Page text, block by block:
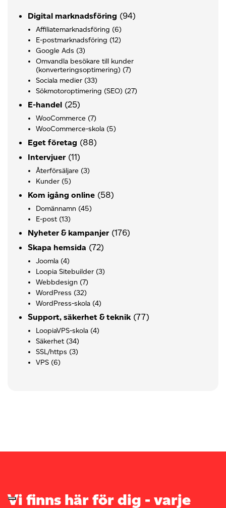
Digital marknadsföring (94)
Affiliatemarknadsföring (6)
E-postmarknadsföring (12)
Google Ads (3)
Omvandla besökare till kunder
(konverteringsoptimering) (7)
Sociala medier (33)
Sökmotoroptimering (SEO) (27)
E-handel (25)
WooCommerce (7)
WooCommerce-skola (5)
Eget företag (88)
Intervjuer (11)
Återförsäljare (3)
Kunder (5)
Kom igång online (58)
Domännamn (45)
E-post (13)
Nyheter & kampanjer (176)
Skapa hemsida (72)
Joomla (4)
Loopia Sitebuilder (3)
Webbdesign (7)
WordPress (32)
WordPress-skola (4)
Support, säkerhet & teknik (77)
LoopiaVPS-skola (4)
Säkerhet (34)
SSL/https (3)
VPS (6)
Vi finns här för dig - varje